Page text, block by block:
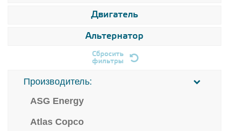
Двигатель
Альтернатор
Сбросить
фильтры
Производитель:
ASG Energy
Atlas Copco